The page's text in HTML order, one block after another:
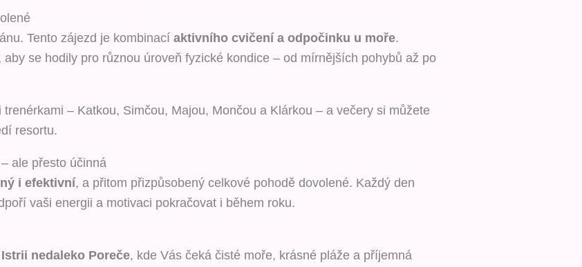
Tento zájezd je kombinací aktivního cvičení a odpočinku u moře.
se hodily pro různou úroveň fyzické kondice – od mírnějších pohybů až po
– Katkou, Simčou, Majou, Mončou a Klárkou – a večery si můžete
resortu.
ale přesto účinná
i efektivní, a přitom přizpůsobený celkové pohodě dovolené. Každý den
vaši energii a motivaci pokračovat i během roku.
nedaleko Poreče, kde Vás čeká čisté moře, krásné pláže a příjemná